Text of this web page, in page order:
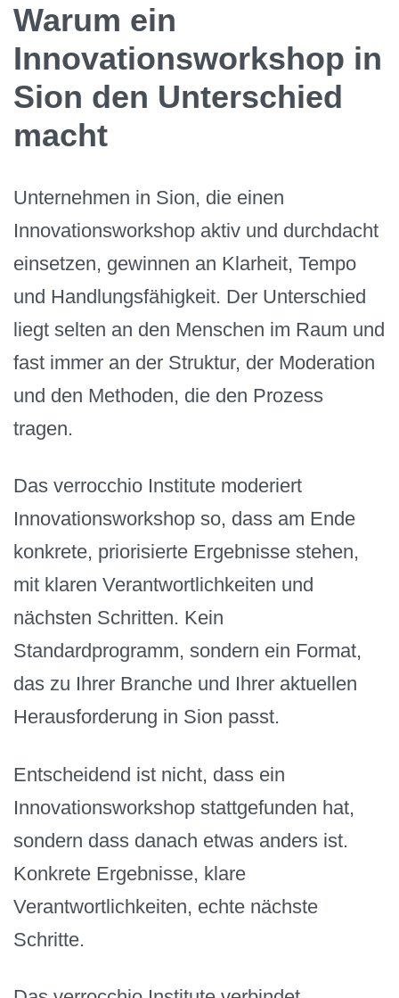
Warum ein
Innovationsworkshop in
Sion den Unterschied
macht
Unternehmen in Sion, die einen
Innovationsworkshop aktiv und durchdacht
einsetzen, gewinnen an Klarheit, Tempo
und Handlungsfähigkeit. Der Unterschied
liegt selten an den Menschen im Raum und
fast immer an der Struktur, der Moderation
und den Methoden, die den Prozess
tragen.
Das verrocchio Institute moderiert
Innovationsworkshop so, dass am Ende
konkrete, priorisierte Ergebnisse stehen,
mit klaren Verantwortlichkeiten und
nächsten Schritten. Kein
Standardprogramm, sondern ein Format,
das zu Ihrer Branche und Ihrer aktuellen
Herausforderung in Sion passt.
Entscheidend ist nicht, dass ein
Innovationsworkshop stattgefunden hat,
sondern dass danach etwas anders ist.
Konkrete Ergebnisse, klare
Verantwortlichkeiten, echte nächste
Schritte.